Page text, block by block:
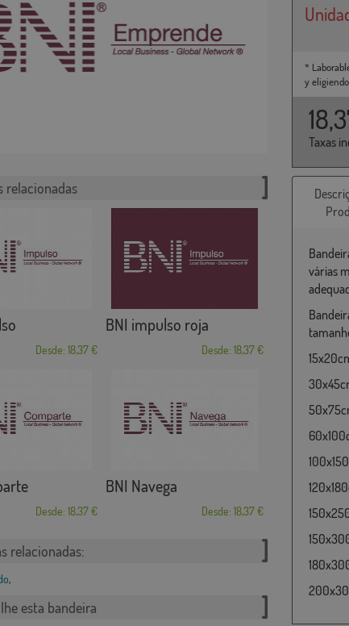
*
y
Taxas
relacionadas
Desde: 18,37 €
BNI impulso roja
Desde: 18,37 €
Desde: 18,37 €
BNI Navega
Desde: 18,37 €
relacionadas:
,
esta bandeira
várias